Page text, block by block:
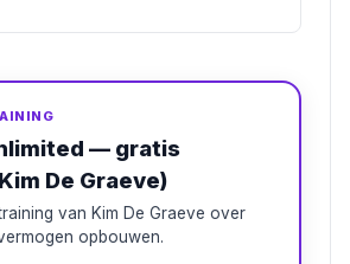
— gratis
De Graeve)
van Kim De Graeve over
opbouwen.